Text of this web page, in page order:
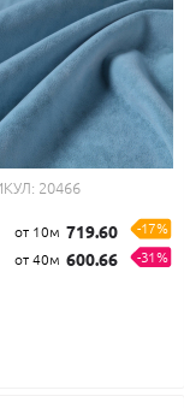
20466
от 10м 719.60
-17%
от 40м 600.66 -31%